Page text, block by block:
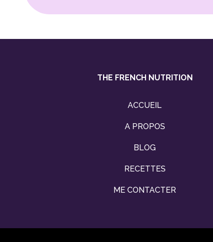
THE FRENCH NUTRITION
ACCUEIL
A PROPOS
BLOG
RECETTES
ME CONTACTER